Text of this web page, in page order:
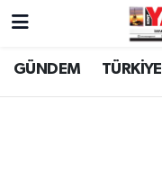
GÜNDEM TÜRKİYE